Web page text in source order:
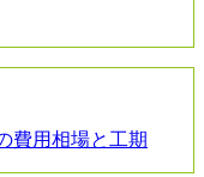
費用相場と工期